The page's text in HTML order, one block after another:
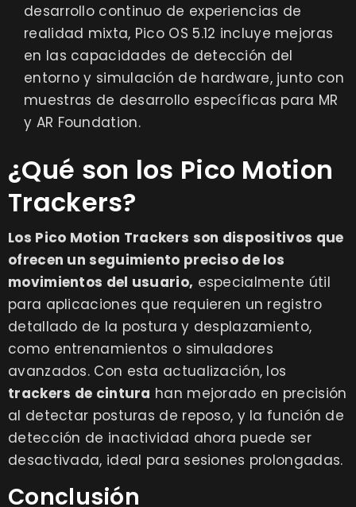
desarrollo continuo de experiencias de
realidad mixta, Pico OS 5.12 incluye mejoras
en las capacidades de detección del
entorno y simulación de hardware, junto con
muestras de desarrollo específicas para MR
y AR Foundation.
¿Qué son los Pico Motion
Trackers?
Los Pico Motion Trackers son dispositivos que
ofrecen un seguimiento preciso de los
movimientos del usuario, especialmente útil
para aplicaciones que requieren un registro
detallado de la postura y desplazamiento,
como entrenamientos o simuladores
avanzados. Con esta actualización, los
trackers de cintura han mejorado en precisión
al detectar posturas de reposo, y la función de
detección de inactividad ahora puede ser
desactivada, ideal para sesiones prolongadas.
Conclusión